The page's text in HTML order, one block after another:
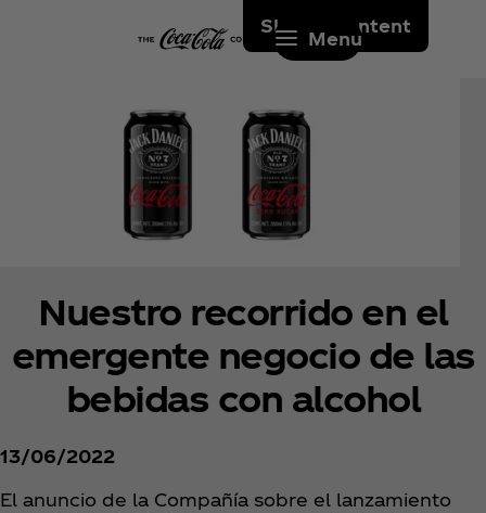
Skip to content
Menu
Nuestro recorrido en el
emergente negocio de las
bebidas con alcohol
13/06/2022
El anuncio de la Compañía sobre el lanzamiento